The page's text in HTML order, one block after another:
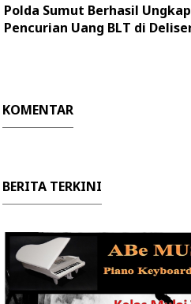
Polda Sumut Berhasil
Pencurian Uang BLT di
KOMENTAR
BERITA TERKINI